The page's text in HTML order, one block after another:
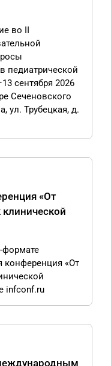
во II
педиатрической
сентября 2026
Сеченовского
ул. Трубецкая, д.
«От
формате
конференция «От
infconf.ru